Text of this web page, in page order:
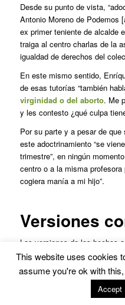
Desde su punto de vista,
Antonio Moreno de Podemos
ex primer teniente de alcalde
traiga al centro charlas de la
igualdad de derechos del
En este mismo sentido,
de esas tutorías “también
virginidad o del aborto. Me
y les contesto ¿qué culpa
Por su parte y a pesar de
este adoctrinamiento “se
trimestre”, en ningún
centro o a la misma profesora
cogiera manía a mi hijo”.
Versiones
Las versiones de los hechos
contradictorias. Si la maestra
como cabecilla de la rebelión
consignas del tipo “¡Presos
o “¡PSOE ganador!”, la
This website uses cookies
assume you're ok with
Accept